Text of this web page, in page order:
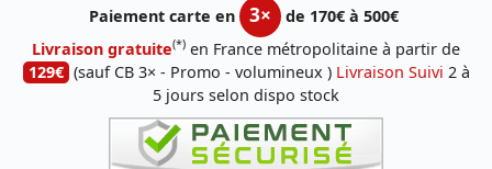
Paiement carte en
3×
de 170€ à 500€
Livraison gratuite(*) en France métropolitaine à partir de
129€ (sauf CB 3× - Promo - volumineux ) Livraison Suivi 2 à
5 jours selon dispo stock